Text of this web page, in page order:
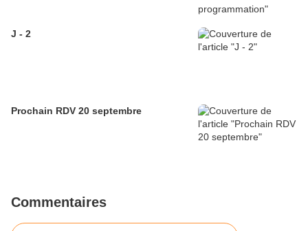
J - 2
Prochain RDV 20 septembre
Commentaires